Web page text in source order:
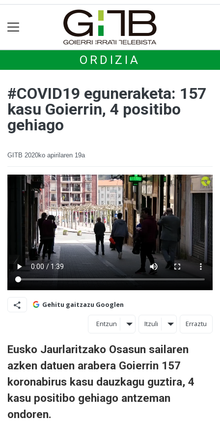
ORDIZIA
#COVID19 eguneraketa: 157
kasu Goierrin, 4 positibo
gehiago
GITB 2020ko apirilaren 19a
Gehitu gaitzazu Googlen
Entzun Itzuli Erraztu
Eusko Jaurlaritzako Osasun sailaren
azken datuen arabera Goierrin 157
koronabirus kasu dauzkagu guztira, 4
kasu positibo gehiago antzeman
ondoren.